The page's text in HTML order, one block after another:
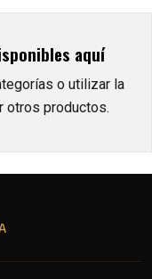
aquí
o utilizar la
otros productos.